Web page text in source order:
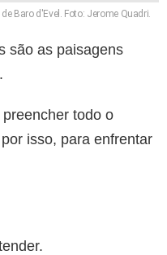
de Baro d'Evel. Foto: Jerome Quadri.
são as paisagens
todo o
isso, para enfrentar